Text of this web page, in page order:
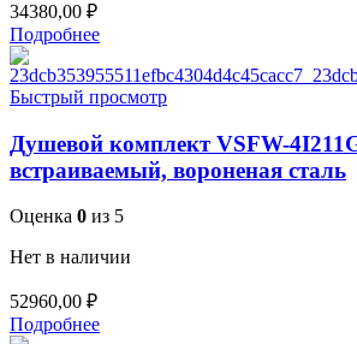
34380,00 ₽
Подробнее
Быстрый просмотр
Душевой комплект VSFW-
встраиваемый, вороненая сталь
Оценка 0 из 5
Нет в наличии
52960,00 ₽
Подробнее